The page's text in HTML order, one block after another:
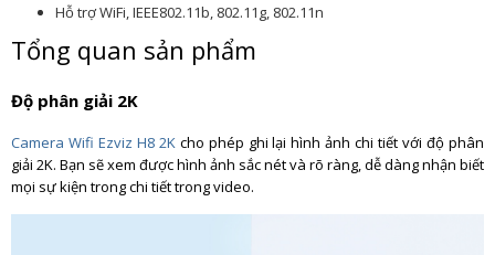
Hỗ trợ WiFi, IEEE802.11b, 802.11g, 802.11n
Tổng quan sản phẩm
Độ phân giải 2K
Camera Wifi Ezviz H8 2Kcho phép ghi lại hình ảnh chi tiết với độ phân
giải 2K. Bạn sẽ xem được hình ảnh sắc nét và rõ ràng, dễ dàng nhận biết
mọi sự kiện trong chi tiết trong video.